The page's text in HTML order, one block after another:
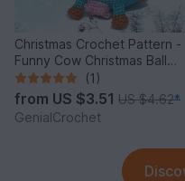
Christmas Crochet Pattern -
Funny Cow Christmas Ball
Ornament
(1)
from US $3.51 US $4.62*
GenialCrochet